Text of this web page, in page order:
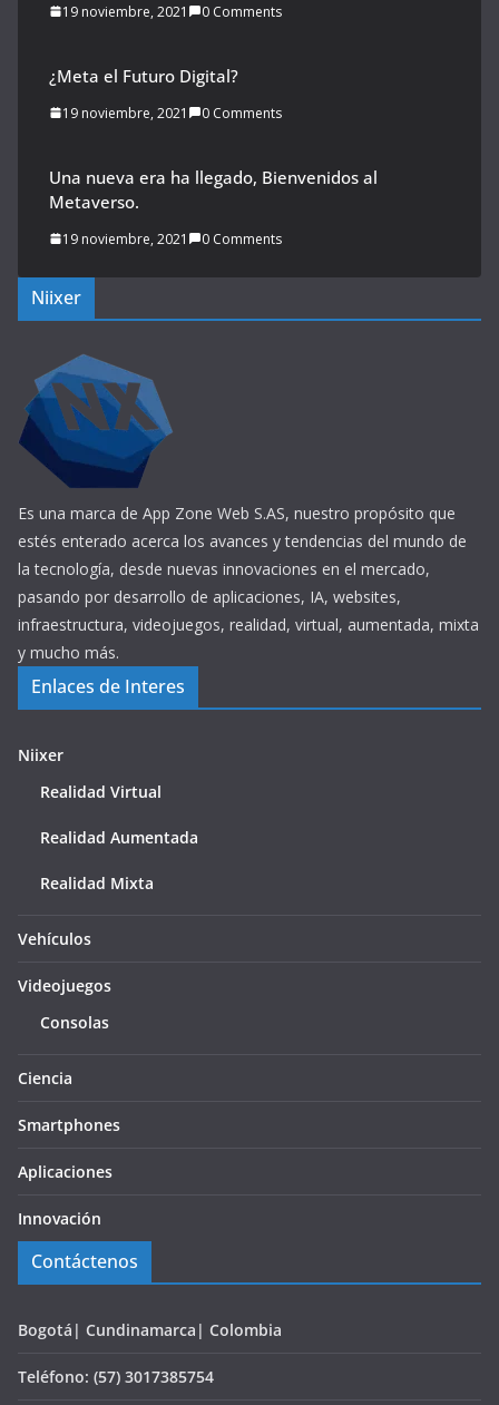
19 noviembre, 2021 0 Comments
¿Meta el Futuro Digital?
19 noviembre, 2021 0 Comments
Una nueva era ha llegado, Bienvenidos al
Metaverso.
19 noviembre, 2021 0 Comments
Niixer
Es una marca de App Zone Web S.AS, nuestro propósito que
estés enterado acerca los avances y tendencias del mundo de
la tecnología, desde nuevas innovaciones en el mercado,
pasando por desarrollo de aplicaciones, IA, websites,
infraestructura, videojuegos, realidad, virtual, aumentada, mixta
y mucho más.
Enlaces de Interes
Niixer
Realidad Virtual
Realidad Aumentada
Realidad Mixta
Vehículos
Videojuegos
Consolas
Ciencia
Smartphones
Aplicaciones
Innovación
Contáctenos
Bogotá| Cundinamarca| Colombia
Teléfono: (57) 3017385754